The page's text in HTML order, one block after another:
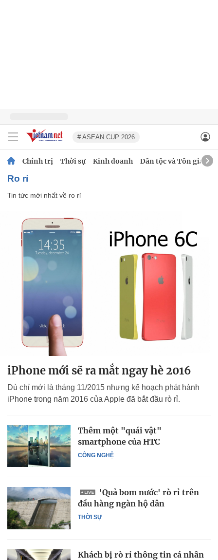
# ASEAN CUP 2026
Chính trị Thời sự Kinh doanh Dân tộc và Tôn giáo
ro rỉ
Tin tức mới nhất về ro rỉ
iPhone mới sẽ ra mắt ngay hè 2016
Dù chỉ mới là tháng 11/2015 nhưng kế hoạch phát hành
iPhone trong năm 2016 của Apple đã bắt đầu rò rỉ.
CÔNG NGHỆ
Thêm một "quái vật"
smartphone của HTC
THỜI SỰ
'Quả bom nước' rò rỉ trên
đầu hàng ngàn hộ dân
Khách bị rò rỉ thông tin cá nhân